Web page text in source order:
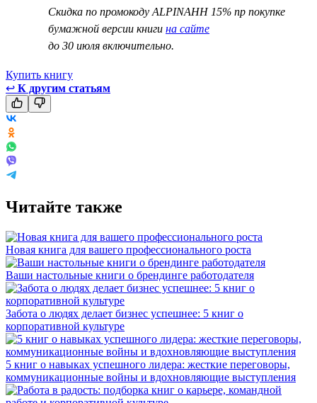
Скидка по промокоду ALPINAHH 15% пр покупке
бумажной версии книги на сайте
до 30 июля включительно.
Купить книгу
↩ К другим статьям
Читайте также
Новая книга для вашего профессионального роста
Ваши настольные книги о брендинге работодателя
Забота о людях делает бизнес успешнее: 5 книг о
корпоративной культуре
5 книг о навыках успешного лидера: жесткие переговоры,
коммуникационные войны и вдохновляющие выступления